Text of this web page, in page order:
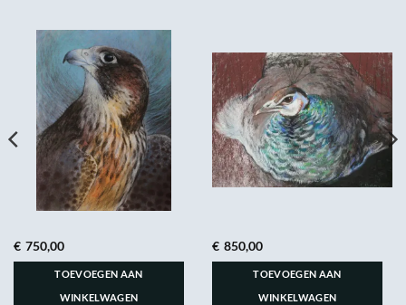
€ 750,00
TOEVOEGEN AAN
WINKELWAGEN
€ 850,00
TOEVOEGEN AAN
WINKELWAGEN